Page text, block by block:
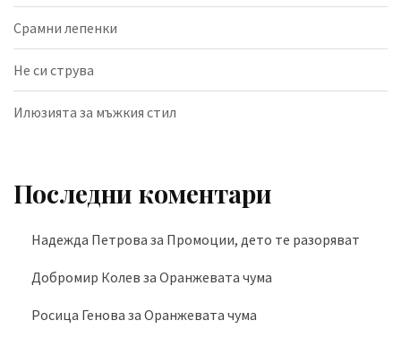
Срамни лепенки
Не си струва
Илюзията за мъжкия стил
Последни коментари
Надежда Петрова за Промоции, дето те разоряват
Добромир Колев за Оранжевата чума
Росица Генова за Оранжевата чума